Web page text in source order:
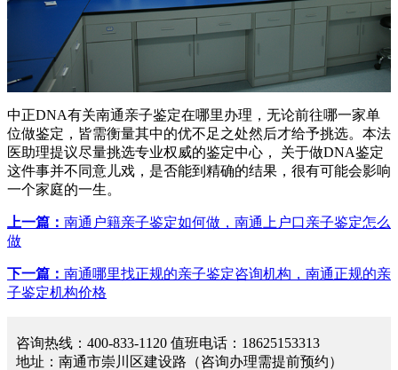
中正DNA有关南通亲子鉴定在哪里办理，无论前往哪一家单
位做鉴定，皆需衡量其中的优不足之处然后才给予挑选。本法
医助理提议尽量挑选专业权威的鉴定中心， 关于做DNA鉴定
这件事并不同意儿戏，是否能到精确的结果，很有可能会影响
一个家庭的一生。
上一篇： 南通户籍亲子鉴定如何做，南通上户口亲子鉴定怎么
做
下一篇： 南通哪里找正规的亲子鉴定咨询机构，南通正规的亲
子鉴定机构价格
咨询热线：400-833-1120 值班电话：18625153313
地址：南通市崇川区建设路（咨询办理需提前预约）